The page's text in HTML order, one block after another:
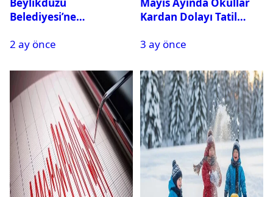
Belediyesi’ne
Gözaltına Alındı
2 ay önce
Kardan Dolayı Tatil
3 ay önce